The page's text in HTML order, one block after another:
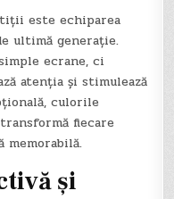
este echiparea
ultimă generație.
ecrane, ci
atenția și stimulează
culorile
fiecare
și